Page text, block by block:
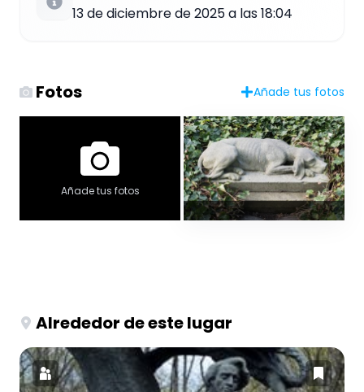
13 de diciembre de 2025 a las 18:04
Fotos Añade tus fotos
Añade tus fotos
Alrededor de este lugar